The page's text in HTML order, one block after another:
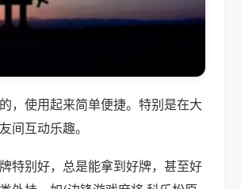
，使用起来简单便捷。特别是在大
间互动乐趣。
特别好，总是能拿到好牌，甚至好